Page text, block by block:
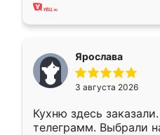
Ярослава
3 августа 2026
Кухню здесь
телеграмм. Выбрали